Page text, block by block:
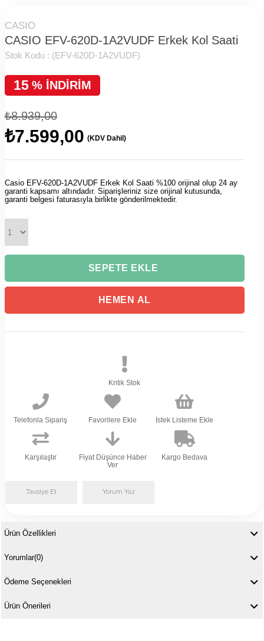
CASIO
CASIO EFV-620D-1A2VUDF Erkek Kol Saati
Stok Kodu : (EFV-620D-1A2VUDF)
%
15 İNDIRIM
₺8.939,00
₺7.599,00 (KDV Dahil)
Casio EFV-620D-1A2VUDF Erkek Kol Saati %100 orijinal olup 24 ay
garanti kapsamı altındadır. Siparişleriniz size orijinal kutusunda,
garanti belgesi faturasıyla birlikte gönderilmektedir.
Kritik Stok
Telefonla Sipariş Favorilere Ekle İstek Listeme Ekle
Karşılaştır
Fiyat Düşünce Haber
Ver
Kargo Bedava
Tavsiye Et Yorum Yaz
Ürün Özellikleri
Yorumlar(0)
Ödeme Seçenekleri
Ürün Önerileri